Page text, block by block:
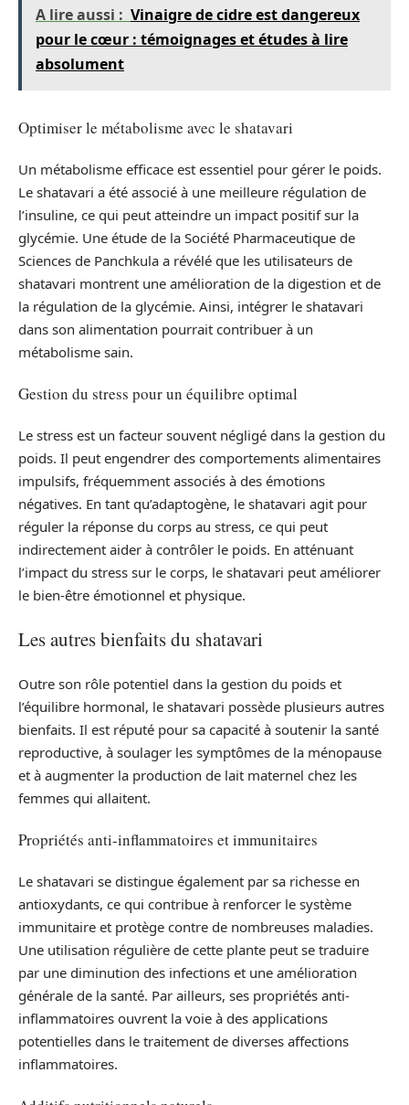
A lire aussi : Vinaigre de cidre est dangereux
pour le cœur : témoignages et études à lire
absolument
Optimiser le métabolisme avec le shatavari
Un métabolisme efficace est essentiel pour gérer le poids.
Le shatavari a été associé à une meilleure régulation de
l’insuline, ce qui peut atteindre un impact positif sur la
glycémie. Une étude de la Société Pharmaceutique de
Sciences de Panchkula a révélé que les utilisateurs de
shatavari montrent une amélioration de la digestion et de
la régulation de la glycémie. Ainsi, intégrer le shatavari
dans son alimentation pourrait contribuer à un
métabolisme sain.
Gestion du stress pour un équilibre optimal
Le stress est un facteur souvent négligé dans la gestion du
poids. Il peut engendrer des comportements alimentaires
impulsifs, fréquemment associés à des émotions
négatives. En tant qu’adaptogène, le shatavari agit pour
réguler la réponse du corps au stress, ce qui peut
indirectement aider à contrôler le poids. En atténuant
l’impact du stress sur le corps, le shatavari peut améliorer
le bien-être émotionnel et physique.
Les autres bienfaits du shatavari
Outre son rôle potentiel dans la gestion du poids et
l’équilibre hormonal, le shatavari possède plusieurs autres
bienfaits. Il est réputé pour sa capacité à soutenir la santé
reproductive, à soulager les symptômes de la ménopause
et à augmenter la production de lait maternel chez les
femmes qui allaitent.
Propriétés anti-inflammatoires et immunitaires
Le shatavari se distingue également par sa richesse en
antioxydants, ce qui contribue à renforcer le système
immunitaire et protège contre de nombreuses maladies.
Une utilisation régulière de cette plante peut se traduire
par une diminution des infections et une amélioration
générale de la santé. Par ailleurs, ses propriétés anti-
inflammatoires ouvrent la voie à des applications
potentielles dans le traitement de diverses affections
inflammatoires.